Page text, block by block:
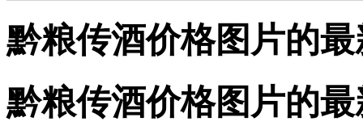
黔粮传酒价格图片的
黔粮传酒价格图片的